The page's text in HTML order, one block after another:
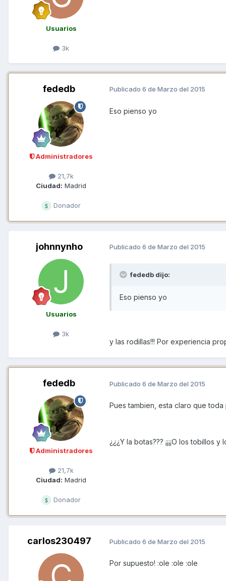
Usuarios
3k
fededb
Administradores
21,7k
Ciudad: Madrid
Donador
Publicado 6 de Marzo del 2015
Eso pienso yo
johnnynho
Usuarios
3k
Publicado 6 de Marzo del 2015
fededb dijo:
Eso pienso yo
y las rodillas!!! Por experiencia
fededb
Administradores
21,7k
Ciudad: Madrid
Donador
Publicado 6 de Marzo del 2015
Pues tambien, esta claro que
¿¿¿Y la botas??? ¡¡¡¡O los tobillos
carlos230497 Publicado 6 de Marzo del 2015
Por supuesto! :ole :ole :ole